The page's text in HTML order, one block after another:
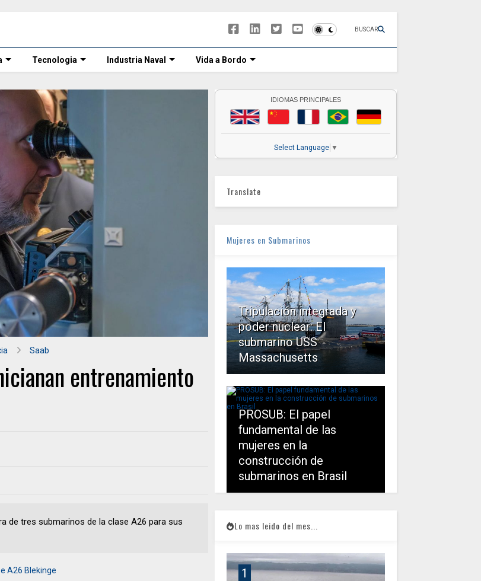
BUSCAR
Tecnologia Industria Naval Vida a Bordo
Saab
entrenamiento
de tres submarinos de la clase A26 para sus
A26 Blekinge
IDIOMAS PRINCIPALES
Select Language ▼
Translate
Mujeres en Submarinos
Tripulación integrada y
poder nuclear: El
submarino USS
Massachusetts
PROSUB: El papel
fundamental de las
mujeres en la
construcción de
submarinos en Brasil
Lo mas leido del mes...
1